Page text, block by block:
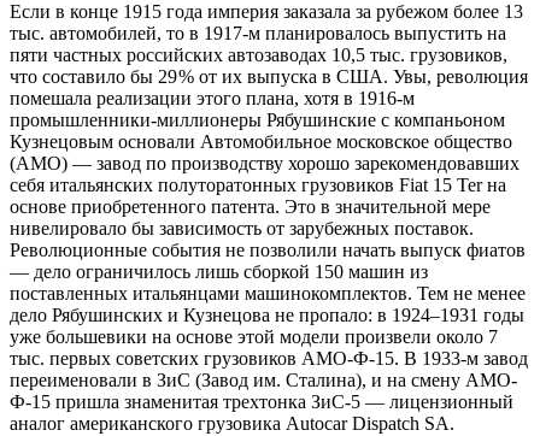
Если в конце 1915 года империя заказала за рубежом более 13
тыс. автомобилей, то в 1917‑м планировалось выпустить на
пяти частных российских автозаводах 10,5 тыс. грузовиков,
что составило бы 29 % от их выпуска в США. Увы, революция
помешала реализации этого плана, хотя в 1916‑м
промышленники-миллионеры Рябушинские с компаньоном
Кузнецовым основали Автомобильное московское общество
(АМО) — ​завод по производству хорошо зарекомендовавших
себя итальянских полуторатонных грузовиков Fiat 15 Ter на
основе приобретенного патента. Это в значительной мере
нивелировало бы зависимость от зарубежных поставок.
Революционные события не позволили начать выпуск фиатов
— ​дело ограничилось лишь сборкой 150 машин из
поставленных итальянцами машинокомплектов. Тем не менее
дело Рябушинских и Кузнецова не пропало: в 1924–1931 годы
уже большевики на основе этой модели произвели около 7
тыс. первых советских грузовиков АМО-Ф‑15. В 1933‑м завод
переименовали в ЗиС (Завод им. Сталина), и на смену АМО-
Ф‑15 пришла знаменитая трехтонка ЗиС‑5 — ​лицензионный
аналог американского грузовика Autocar Dispatch SA.